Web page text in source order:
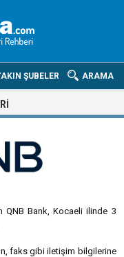
ARAMA
ŞUBELER
QNB Bank, Kocaeli ilinde 3
faks gibi iletişim bilgilerine